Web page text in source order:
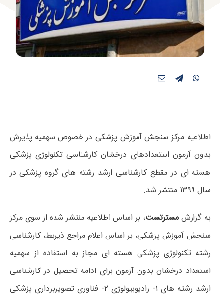
اطلاعیه مرکز سنجش آموزش پزشکی در خصوص سهمیه پذیرش
بدون آزمون استعدادهای درخشان کارشناسی تکنولوژی پزشکی
هسته ای در مقطع کارشناسی ارشد رشته های گروه پزشکی در
سال ۱۳۹۹ منتشر شد.
به گزارش مسترتست، بر اساس اطلاعیه منتشر شده از سوی مرکز
سنجش آموزش پزشکی، بر اساس اعلام مراجع ذیربط، کارشناسی
رشتهتکنولوژی پزشکی ھسته ایمجاز به استفاده از سھمیه
استعداد درخشان بدون آزمون برای ادامه تحصیل در کارشناسی
ارشد رشته ھای ۱- رادیوبیولوژی ۲- فناوری تصویربرداری پزشکی